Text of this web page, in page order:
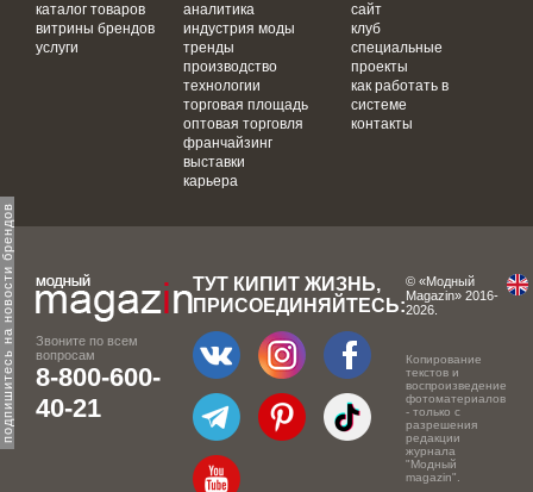
подпишитесь на новости брендов
каталог товаров
витрины брендов
услуги
аналитика
индустрия моды
тренды
производство
технологии
торговая площадь
оптовая торговля
франчайзинг
выставки
карьера
сайт
клуб
специальные
проекты
как работать в
системе
контакты
Звоните по всем
вопросам
8-800-600-
40-21
ТУТ КИПИТ ЖИЗНЬ,
ПРИСОЕДИНЯЙТЕСЬ:
© «Модный
Magazin» 2016-
2026.
Копирование
текстов и
воспроизведение
фотоматериалов
- только с
разрешения
редакции
журнала
"Модный
magazin".